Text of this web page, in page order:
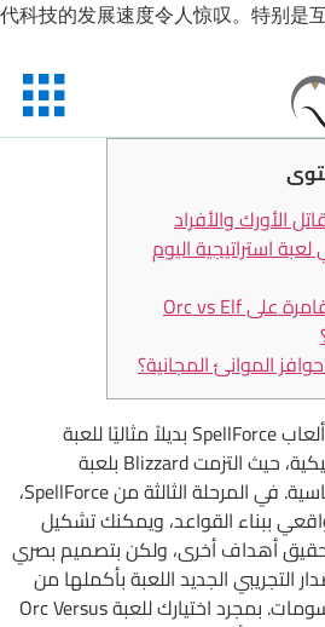
代科技的发展速度令人惊叹。特别是
الأورك والأفراد
استراتيجية اليوم
كيف يمكنني المقامرة على Orc vs Elf
الموانئ المجانية؟
من نواحٍ عديدة، تُعدّ أحدث ألعاب SpellForce بديلاً مثاليًا للعبة
World of Warcraft الكلاسيكية، حيث التزمت Blizzard بلعبة
Warcraft كلعبة MMO حماسية. في المرحلة الثالثة من SpellForce،
ببناء القواعد، ويمكنك تشكيل
أهداف أخرى، ولكن بتصميم بصري
التجريبي الجديد اللعبة بأكملها من
بمجرد اختيارك للعبة Orc Versus